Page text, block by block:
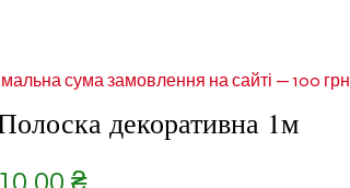
декоративна 1м
Ціна
сума замовлення на сайті — 100 грн